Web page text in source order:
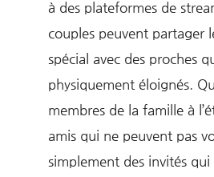
à des plateformes de
couples peuvent partager
spécial avec des proches
physiquement éloignés.
membres de la famille à
amis qui ne peuvent pas
simplement des invités